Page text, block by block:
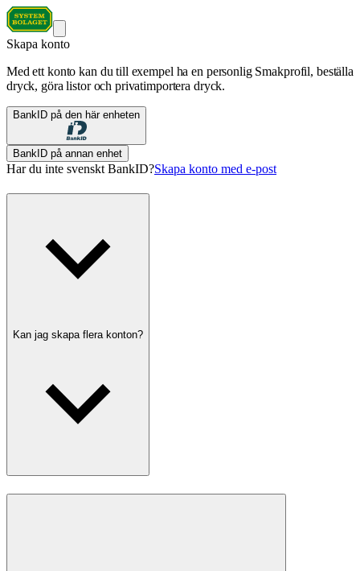
Skapa konto
Med ett konto kan du till exempel ha en personlig Smakprofil, beställa
dryck, göra listor och privatimportera dryck.
BankID på den här enheten
BankID på annan enhet
Har du inte svenskt BankID?Skapa konto med e-post
Kan jag skapa flera konton?